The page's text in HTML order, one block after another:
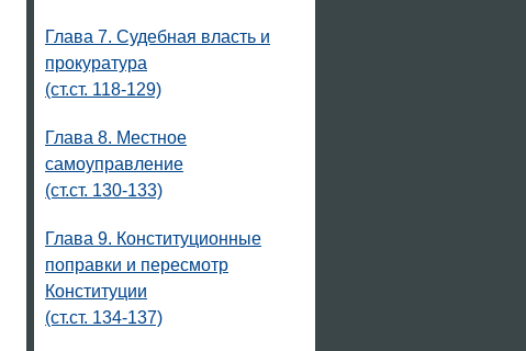
Глава 7. Судебная власть и
прокуратура
(ст.ст. 118-129)
Глава 8. Местное
самоуправление
(ст.ст. 130-133)
Глава 9. Конституционные
поправки и пересмотр
Конституции
(ст.ст. 134-137)